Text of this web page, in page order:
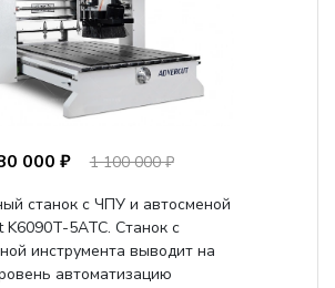
000 ₽
1 100 000 ₽
станок с ЧПУ и автосменой
K6090T-5ATC. Станок с
инструмента выводит на
автоматизацию